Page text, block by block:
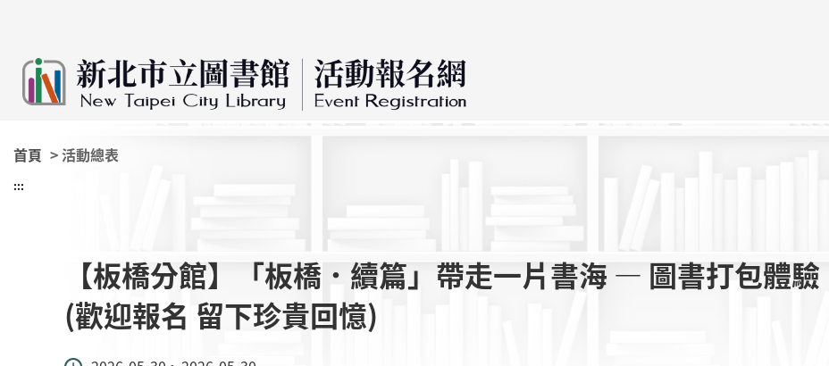
首頁 > 活動總表
:::
【板橋分館】「板橋．續篇」帶走一片書海 — 圖書打包體驗
(歡迎報名 留下珍貴回憶)